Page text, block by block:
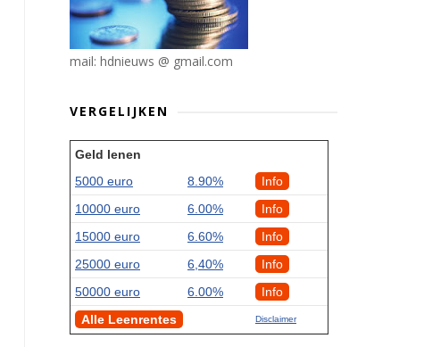
mail: hdnieuws @ gmail.com
VERGELIJKEN
Geld lenen
5000 euro
8.90%
Info
10000 euro
6.00%
Info
15000 euro
6.60%
Info
25000 euro
6,40%
Info
50000 euro
6.00%
Info
Alle Leenrentes
Disclaimer